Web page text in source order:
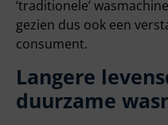
‘traditionele’
gezien dus ook een
consument.
Langere
duurzame